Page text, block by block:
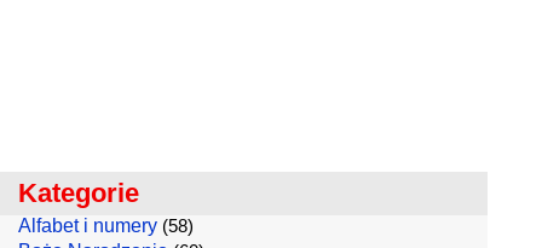
Kategorie
Alfabet i numery (58)